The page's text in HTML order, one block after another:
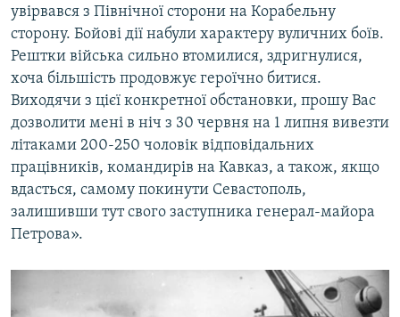
увірвався з Північної сторони на Корабельну
сторону. Бойові дії набули характеру вуличних боїв.
Рештки війська сильно втомилися, здригнулися,
хоча більшість продовжує героїчно битися.
Виходячи з цієї конкретної обстановки, прошу Вас
дозволити мені в ніч з 30 червня на 1 липня вивезти
літаками 200-250 чоловік відповідальних
працівників, командирів на Кавказ, а також, якщо
вдасться, самому покинути Севастополь,
залишивши тут свого заступника генерал-майора
Петрова».